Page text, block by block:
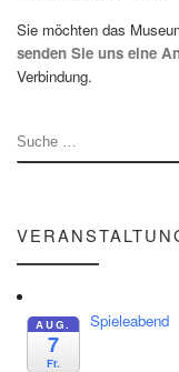
Sie möchten das
senden Sie uns eine
Verbindung.
SUCHE
AUG.
7
Fr.
Spieleabend